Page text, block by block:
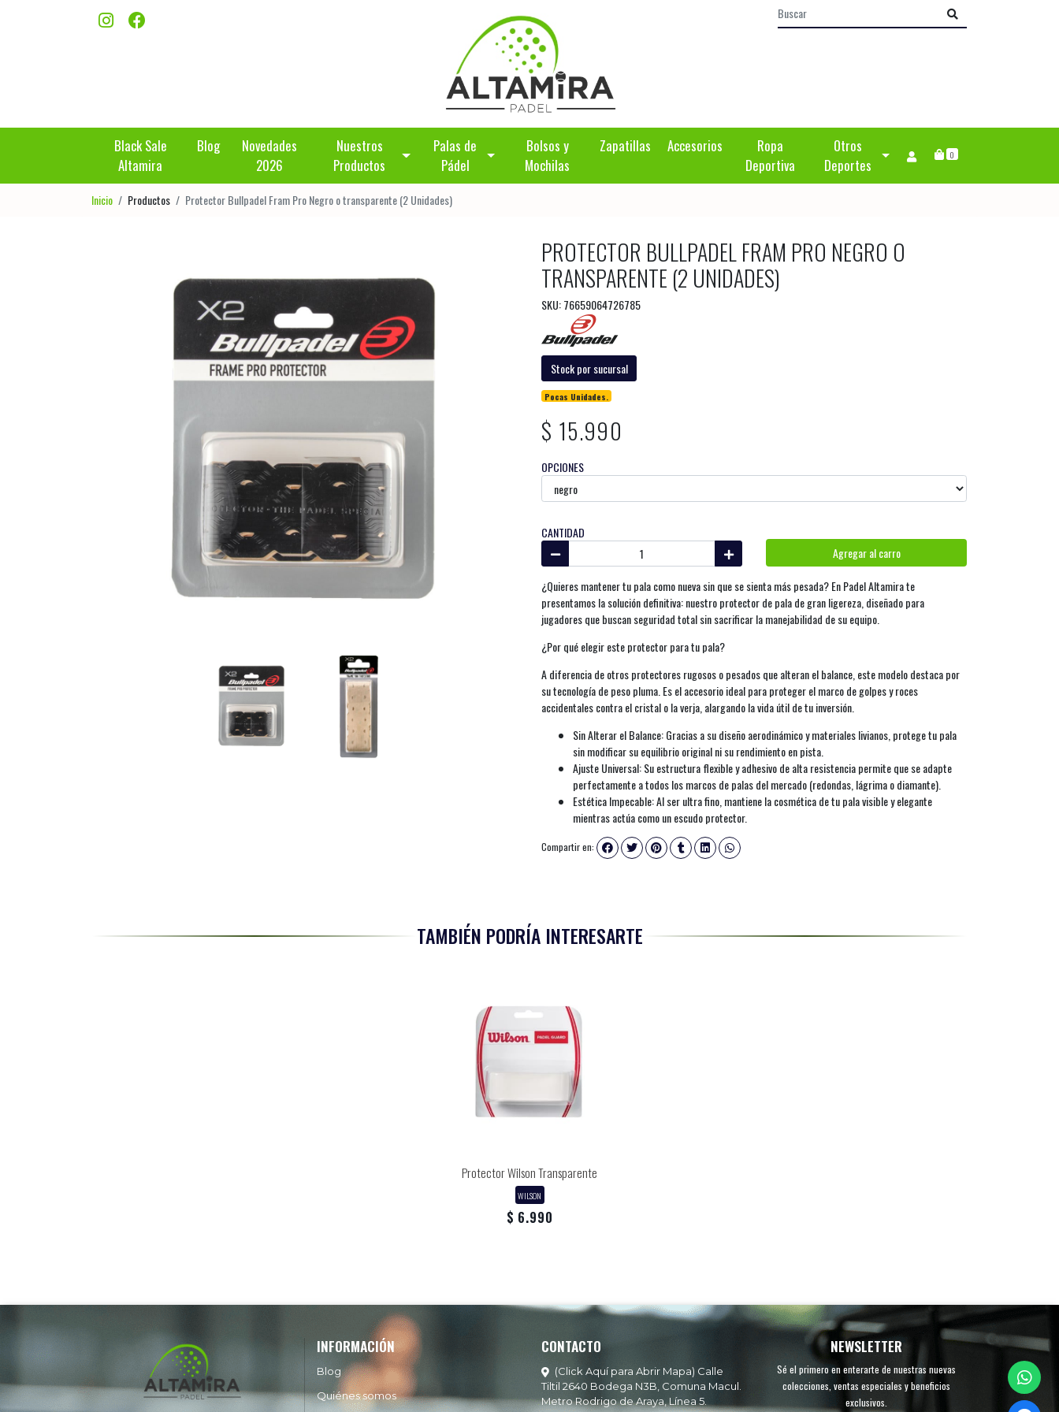
Black Sale
Altamira
Blog
Novedades
2026
Nuestros
Productos
Palas de
Pádel
Bolsos y
Mochilas
Zapatillas Accesorios
Ropa
Deportiva
Otros
Deportes
0
Inicio Productos Protector Bullpadel Fram Pro Negro o transparente (2 Unidades)
PROTECTOR BULLPADEL FRAM PRO NEGRO O
TRANSPARENTE (2 UNIDADES)
SKU: 76659064726785
Stock por sucursal
Pocas Unidades.
$ 15.990
OPCIONES
CANTIDAD
Agregar al carro
¿Quieres mantener tu pala como nueva sin que se sienta más pesada? En Padel Altamira te
presentamos la solución definitiva: nuestro protector de pala de gran ligereza, diseñado para
jugadores que buscan seguridad total sin sacrificar la manejabilidad de su equipo.
¿Por qué elegir este protector para tu pala?
A diferencia de otros protectores rugosos o pesados que alteran el balance, este modelo destaca por
su tecnología de peso pluma. Es el accesorio ideal para proteger el marco de golpes y roces
accidentales contra el cristal o la verja, alargando la vida útil de tu inversión.
Sin Alterar el Balance: Gracias a su diseño aerodinámico y materiales livianos, protege tu pala
sin modificar su equilibrio original ni su rendimiento en pista.
Ajuste Universal: Su estructura flexible y adhesivo de alta resistencia permite que se adapte
perfectamente a todos los marcos de palas del mercado (redondas, lágrima o diamante).
Estética Impecable: Al ser ultra fino, mantiene la cosmética de tu pala visible y elegante
mientras actúa como un escudo protector.
Compartir en:
TAMBIÉN PODRÍA INTERESARTE
Protector Wilson Transparente
WILSON
$ 6.990
INFORMACIÓN
Blog
Quiénes somos
CONTACTO
(Click Aquí para Abrir Mapa) Calle
Tiltil 2640 Bodega N3B, Comuna Macul.
Metro Rodrigo de Araya, Línea 5.
NEWSLETTER
Sé el primero en enterarte de nuestras nuevas
colecciones, ventas especiales y beneficios
exclusivos.